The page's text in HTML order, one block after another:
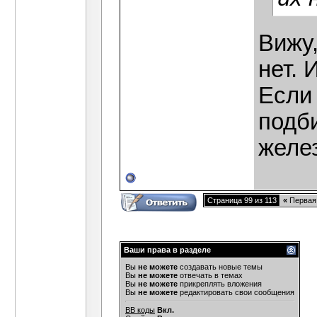
нет.
Если
Страница 99 из 113 « Первая
Ваши права в разделе
Вы не можете создавать новые темы
Вы не можете отвечать в темах
Вы не можете прикреплять вложения
Вы не можете редактировать свои сообщения
BB коды Вкл.